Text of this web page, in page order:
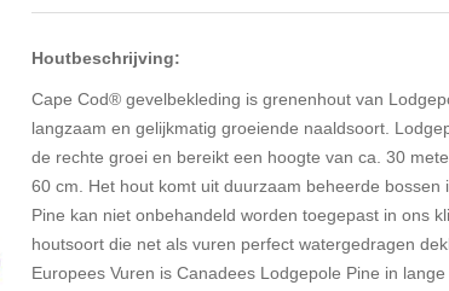
Houtbeschrijving:
Cape Cod® gevelbekleding is grenenhout van
langzaam en gelijkmatig groeiende naaldsoort.
de rechte groei en bereikt een hoogte van ca. 30
60 cm. Het hout komt uit duurzaam beheerde bossen
Pine kan niet onbehandeld worden toegepast in ons
houtsoort die net als vuren perfect watergedragen
Europees Vuren is Canadees Lodgepole Pine in